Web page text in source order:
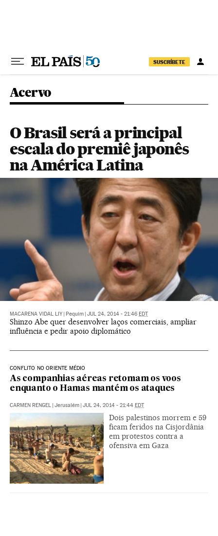
SUSCRÍBETE
Acervo
O Brasil será a principal
escala do premiê japonês
na América Latina
MACARENA VIDAL LIY Pequim JUL 24, 2014 - 21:46 EDT
Shinzo Abe quer desenvolver laços comerciais, ampliar
influência e pedir apoio diplomático
CONFLITO NO ORIENTE MÉDIO
As companhias aéreas retomam os voos
enquanto o Hamas mantém os ataques
CARMEN RENGEL Jerusalém JUL 24, 2014 - 21:44 EDT
Dois palestinos morrem e 59
ficam feridos na Cisjordânia
em protestos contra a
ofensiva em Gaza